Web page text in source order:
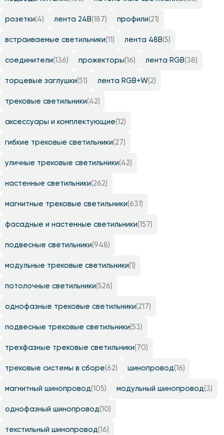
розетки(4) лента 24B(187) профили(21)
встраиваемые светильники(11) лента 48B(5)
соединители(136) прожекторы(16) лента RGB(38)
торцевые заглушки(51) лента RGB+W(2)
трековые светильники(42)
аксессуары и комплектующие(12)
гибкие трековые светильники(27)
уличные трековые светильники(42)
настенные светильники(262)
магнитные трековые светильники(631)
фасадные и настенные светильники(157)
подвесные светильники(948)
модульные трековые светильники(1)
потолочные светильники(526)
однофазные трековые светильники(217)
подвесные трековые светильники(53)
трехфазные трековые светильники(70)
трековые системы в сборе(62) шинопровод(16)
магнитный шинопровод(105) модульный шинопровод(3)
однофазный шинопровод(10)
текстильный шинопровод(16)